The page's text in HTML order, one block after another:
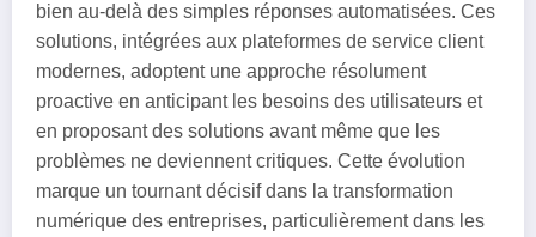
bien au-delà des simples réponses automatisées. Ces
solutions, intégrées aux plateformes de service client
modernes, adoptent une approche résolument
proactive en anticipant les besoins des utilisateurs et
en proposant des solutions avant même que les
problèmes ne deviennent critiques. Cette évolution
marque un tournant décisif dans la transformation
numérique des entreprises, particulièrement dans les